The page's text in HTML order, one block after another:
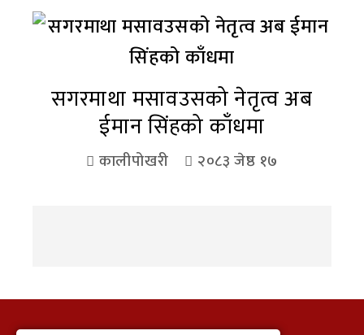
सगरमाथा मसावउसको नेतृत्व अब
ईमान सिंहको काँधमा
कालीपोखरी २०८३ जेष्ठ १७